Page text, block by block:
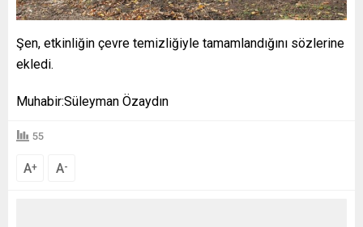
Şen, etkinliğin çevre temizliğiyle tamamlandığını sözlerine
ekledi.
Muhabir:Süleyman Özaydın
55
A+ A-